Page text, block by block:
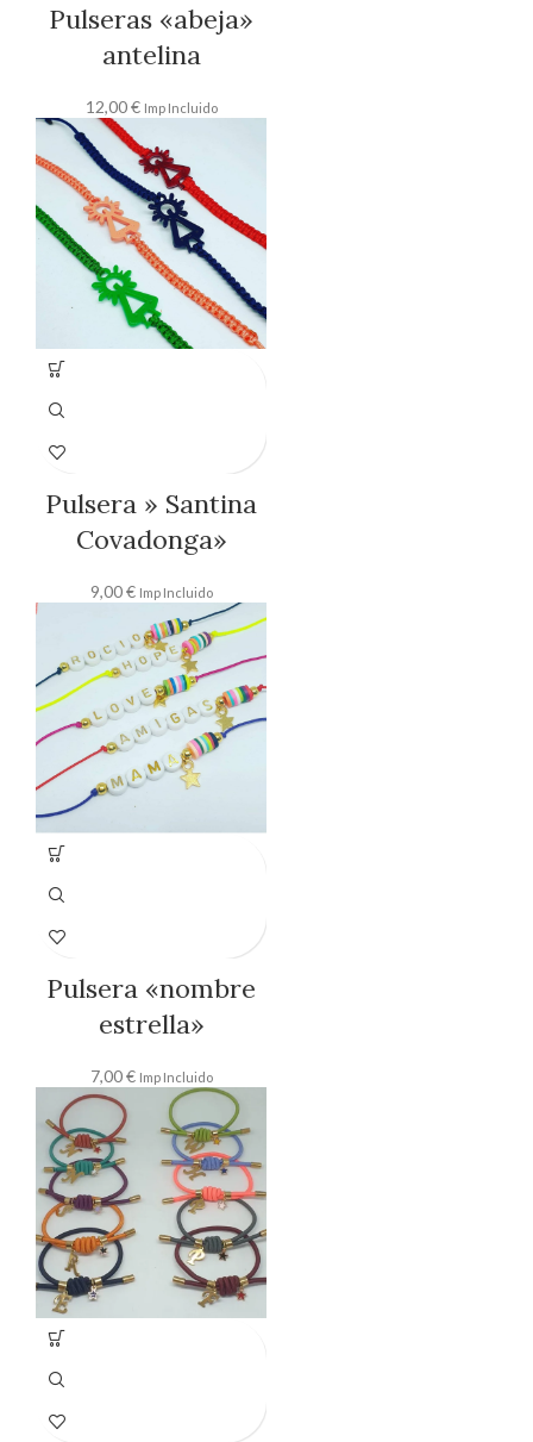
Pulseras «abeja»
antelina
12,00€ Imp Incluido
Pulsera » Santina
Covadonga»
9,00€ Imp Incluido
Pulsera «nombre
estrella»
7,00€ Imp Incluido